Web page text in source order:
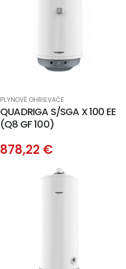
PLYNOVÉ OHRIEVAČE
QUADRIGA S/SGA X 100 EE
(Q8 GF 100)
878,22 €